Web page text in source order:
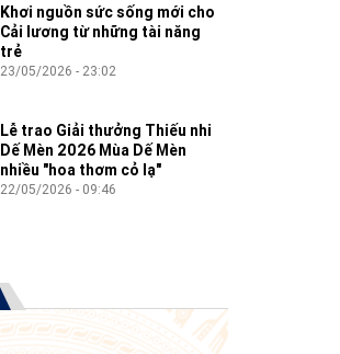
Khơi nguồn sức sống mới cho
Cải lương từ những tài năng
trẻ
23/05/2026 - 23:02
Lễ trao Giải thưởng Thiếu nhi
Dế Mèn 2026 Mùa Dế Mèn
nhiều "hoa thơm cỏ lạ"
22/05/2026 - 09:46